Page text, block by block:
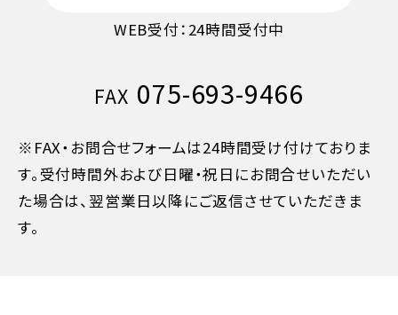
WEB受付：24時間受付中
FAX 075-693-9466
※FAX・お問合せフォームは24時間受け付けておりま
す。受付時間外および日曜・祝日にお問合せいただい
た場合は、翌営業日以降にご返信させていただきま
す。